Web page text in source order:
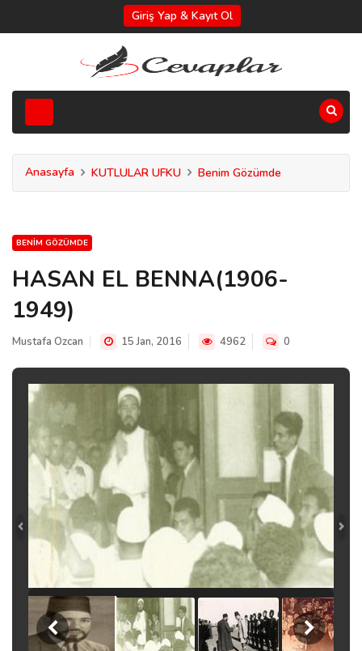
Giriş Yap & Kayıt Ol
Anasayfa KUTLULAR UFKU Benim Gözümde
BENIM GÖZÜMDE
HASAN EL BENNA(1906-
1949)
Mustafa Ozcan 15 Jan, 2016 4962 0